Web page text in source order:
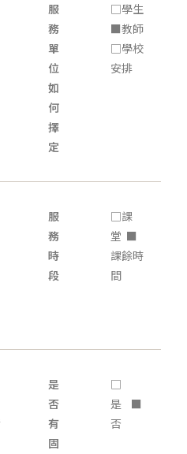
服
務
單
位
如
何
擇
定
□學生
■教師
□學校
安排
服
務
時
段
□課
堂 ■
課餘時
間
是
否
有
固
□
是 ■
否